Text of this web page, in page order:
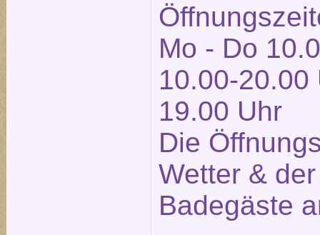
Mo - Do
10.00-20.00
19.00 Uhr
Die
Wetter &
Badegäste